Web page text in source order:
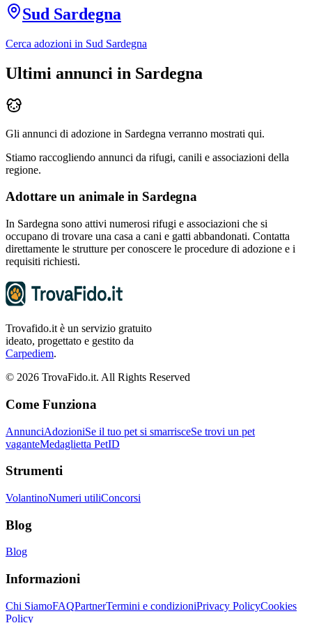
Sud Sardegna
Cerca adozioni in Sud Sardegna
Ultimi annunci in Sardegna
Gli annunci di adozione in Sardegna verranno mostrati qui.
Stiamo raccogliendo annunci da rifugi, canili e associazioni della
regione.
Adottare un animale in Sardegna
In Sardegna sono attivi numerosi rifugi e associazioni che si
occupano di trovare una casa a cani e gatti abbandonati. Contatta
direttamente le strutture per conoscere le procedure di adozione e i
requisiti richiesti.
Trovafido.it è un servizio gratuito
ideato, progettato e gestito da
Carpediem.
© 2026 TrovaFido.it. All Rights Reserved
Come Funziona
AnnunciAdozioniSe il tuo pet si smarrisceSe trovi un pet
vaganteMedaglietta PetID
Strumenti
VolantinoNumeri utiliConcorsi
Blog
Blog
Informazioni
Chi SiamoFAQPartnerTermini e condizioniPrivacy PolicyCookies
Policy